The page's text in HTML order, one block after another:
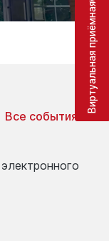
Все события
Виртуальная приёмная